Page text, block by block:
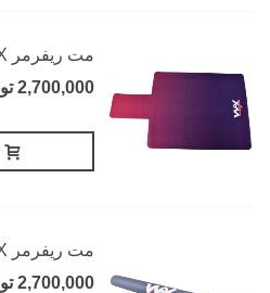
مت ریفرمر WAX بنفش
2,700,000 تومان
مت ریفرمر WAX
2,700,000 تومان